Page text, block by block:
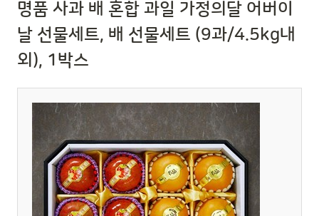
명품 사과 배 혼합 과일 가정의달 어버이
날 선물세트, 배 선물세트 (9과/4.5kg내
외), 1박스